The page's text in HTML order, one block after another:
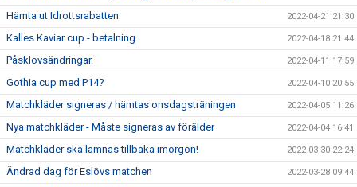
Hämta ut Idrottsrabatten 2022-04-21 21:30
Kalles Kaviar cup - betalning 2022-04-18 21:44
Påsklovsändringar. 2022-04-11 17:59
Gothia cup med P14? 2022-04-10 20:55
Matchkläder signeras / hämtas onsdagsträningen 2022-04-05 11:26
Nya matchkläder - Måste signeras av förälder 2022-04-04 16:41
Matchkläder ska lämnas tillbaka imorgon! 2022-03-30 22:24
Ändrad dag för Eslövs matchen 2022-03-28 09:44